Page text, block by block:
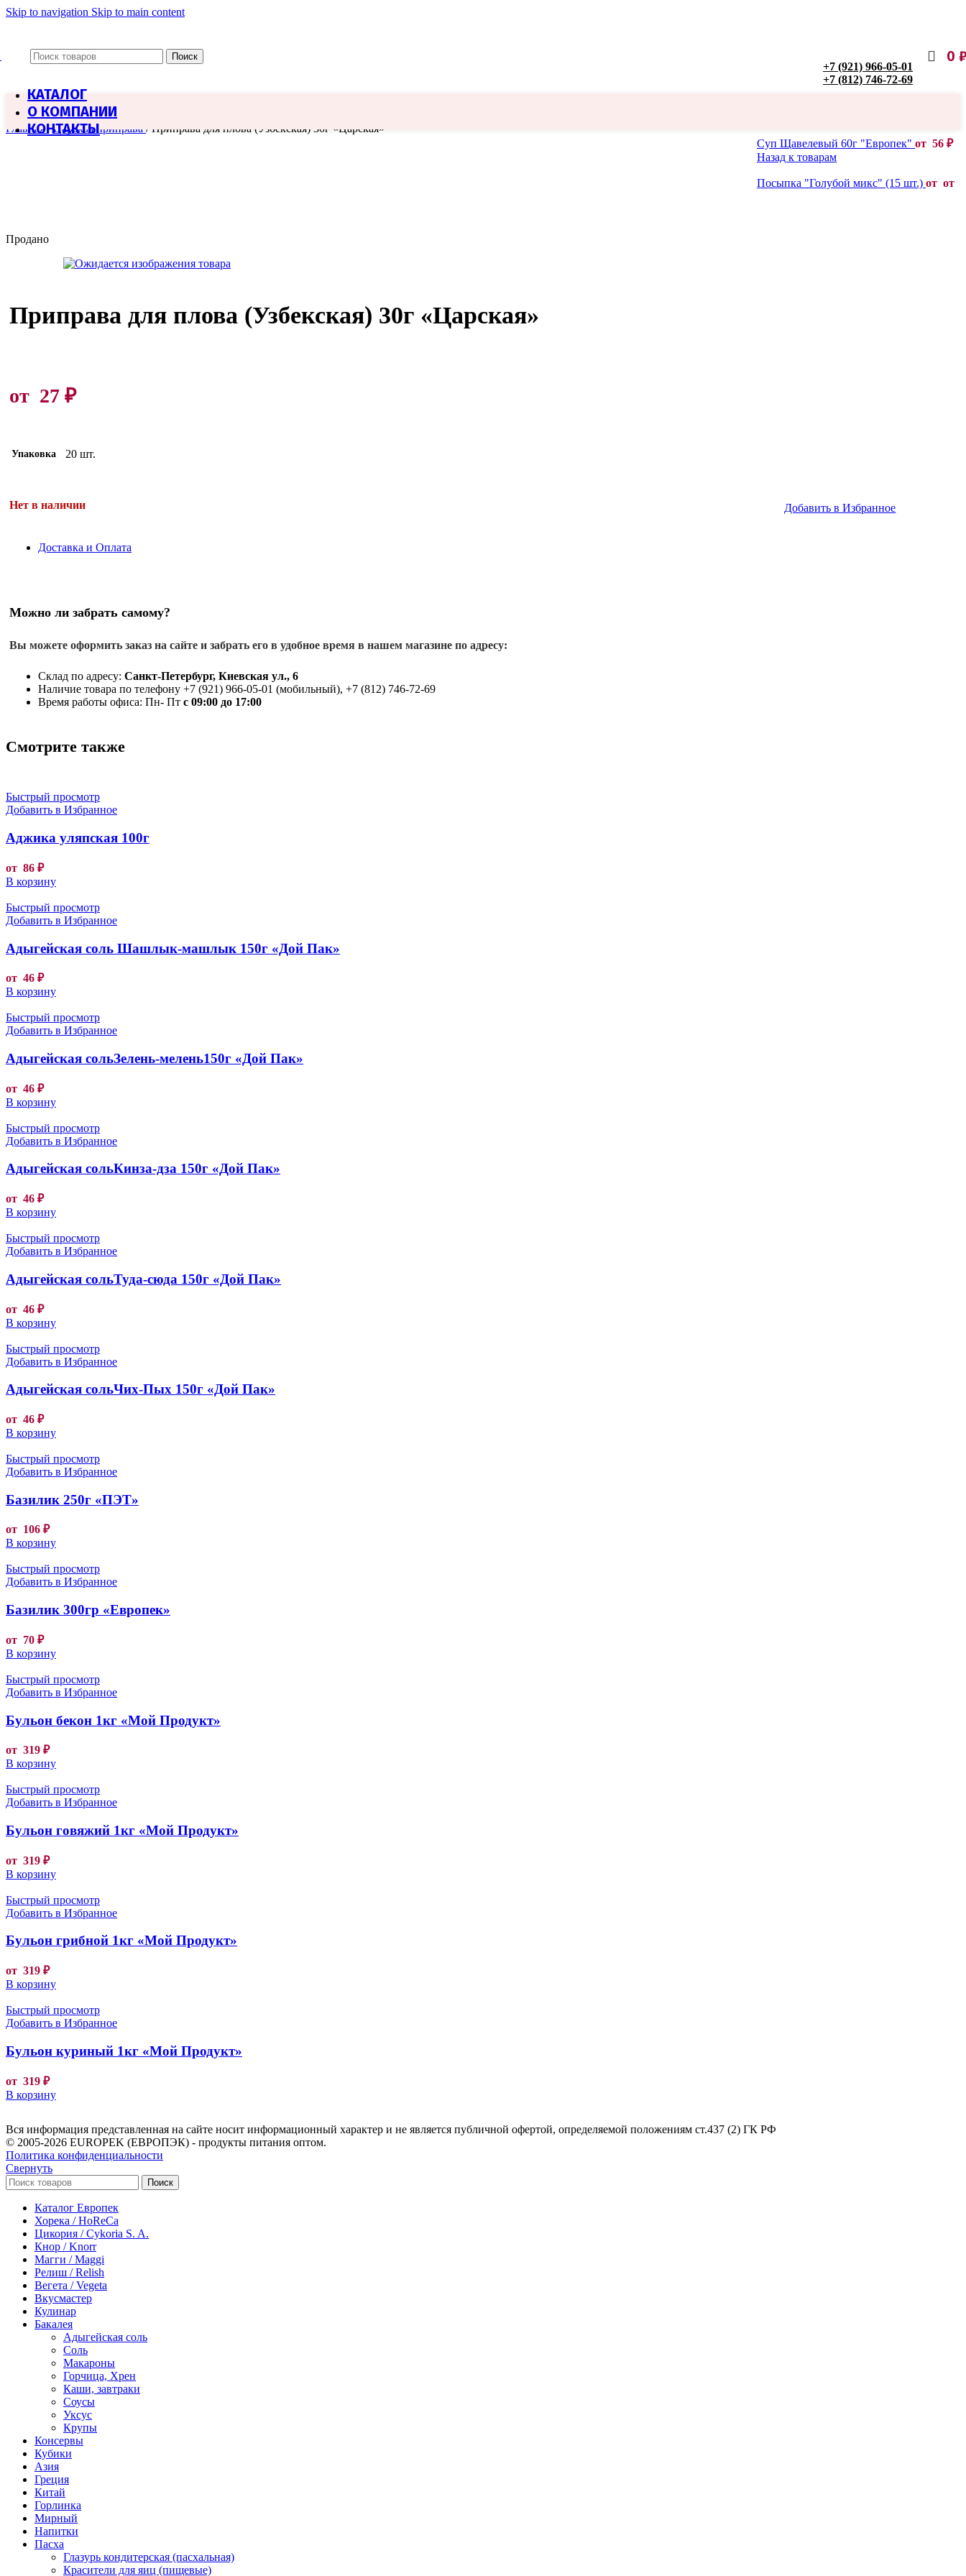
Skip to navigation Skip to main content
Поиск
+7 (921) 966-05-01
+7 (812) 746-72-69
0
КАТАЛОГ
О КОМПАНИИ
КОНТАКТЫ
Главная / Царская приправа / Приправа для плова (Узбекская) 30г «Царская»
Суп Щавелевый 60г "Европек" от 56 ₽
Назад к товарам
Посыпка "Голубой микс" (15 шт.) от от
Продано
Приправа для плова (Узбекская) 30г «Царская»
от 27 ₽
Упаковка 20 шт.
Нет в наличии Добавить в Избранное
Доставка и Оплата
Можно ли забрать самому?
Вы можете оформить заказ на сайте и забрать его в удобное время в нашем магазине по адресу:
Склад по адресу: Санкт-Петербург, Киевская ул., 6
Наличие товара по телефону +7 (921) 966-05-01 (мобильный), +7 (812) 746-72-69
Время работы офиса: Пн- Пт с 09:00 до 17:00
Смотрите также
Быстрый просмотр
Добавить в Избранное
Аджика уляпская 100г
от 86 ₽
В корзину
Быстрый просмотр
Добавить в Избранное
Адыгейская соль Шашлык-машлык 150г «Дой Пак»
от 46 ₽
В корзину
Быстрый просмотр
Добавить в Избранное
Адыгейская сольЗелень-мелень150г «Дой Пак»
от 46 ₽
В корзину
Быстрый просмотр
Добавить в Избранное
Адыгейская сольКинза-дза 150г «Дой Пак»
от 46 ₽
В корзину
Быстрый просмотр
Добавить в Избранное
Адыгейская сольТуда-сюда 150г «Дой Пак»
от 46 ₽
В корзину
Быстрый просмотр
Добавить в Избранное
Адыгейская сольЧих-Пых 150г «Дой Пак»
от 46 ₽
В корзину
Быстрый просмотр
Добавить в Избранное
Базилик 250г «ПЭТ»
от 106 ₽
В корзину
Быстрый просмотр
Добавить в Избранное
Базилик 300гр «Европек»
от 70 ₽
В корзину
Быстрый просмотр
Добавить в Избранное
Бульон бекон 1кг «Мой Продукт»
от 319 ₽
В корзину
Быстрый просмотр
Добавить в Избранное
Бульон говяжий 1кг «Мой Продукт»
от 319 ₽
В корзину
Быстрый просмотр
Добавить в Избранное
Бульон грибной 1кг «Мой Продукт»
от 319 ₽
В корзину
Быстрый просмотр
Добавить в Избранное
Бульон куриный 1кг «Мой Продукт»
от 319 ₽
В корзину
Вся информация представленная на сайте носит информационный характер и не является публичной офертой, определяемой положениям ст.437 (2) ГК РФ
© 2005-2026 EUROPEK (ЕВРОПЭК) - продукты питания оптом.
Политика конфиденциальности
Свернуть
Поиск
Каталог Европек
Хорека / HoReCa
Цикория / Cykoria S. A.
Кнор / Knorr
Магги / Maggi
Релиш / Relish
Вегета / Vegeta
Вкусмастер
Кулинар
Бакалея
Адыгейская соль
Соль
Макароны
Горчица, Хрен
Каши, завтраки
Соусы
Уксус
Крупы
Консервы
Кубики
Азия
Греция
Китай
Горлинка
Мирный
Напитки
Пасха
Глазурь кондитерская (пасхальная)
Красители для яиц (пищевые)